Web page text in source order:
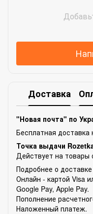
Доставка
"Новая почта" по
Бесплатная доставка
Точка выдачи
Действует на товары
Подробнее о доставке
Онлайн - картой Visa
Google Pay, Apple Pay.
Пополнение
Наложенный платеж.